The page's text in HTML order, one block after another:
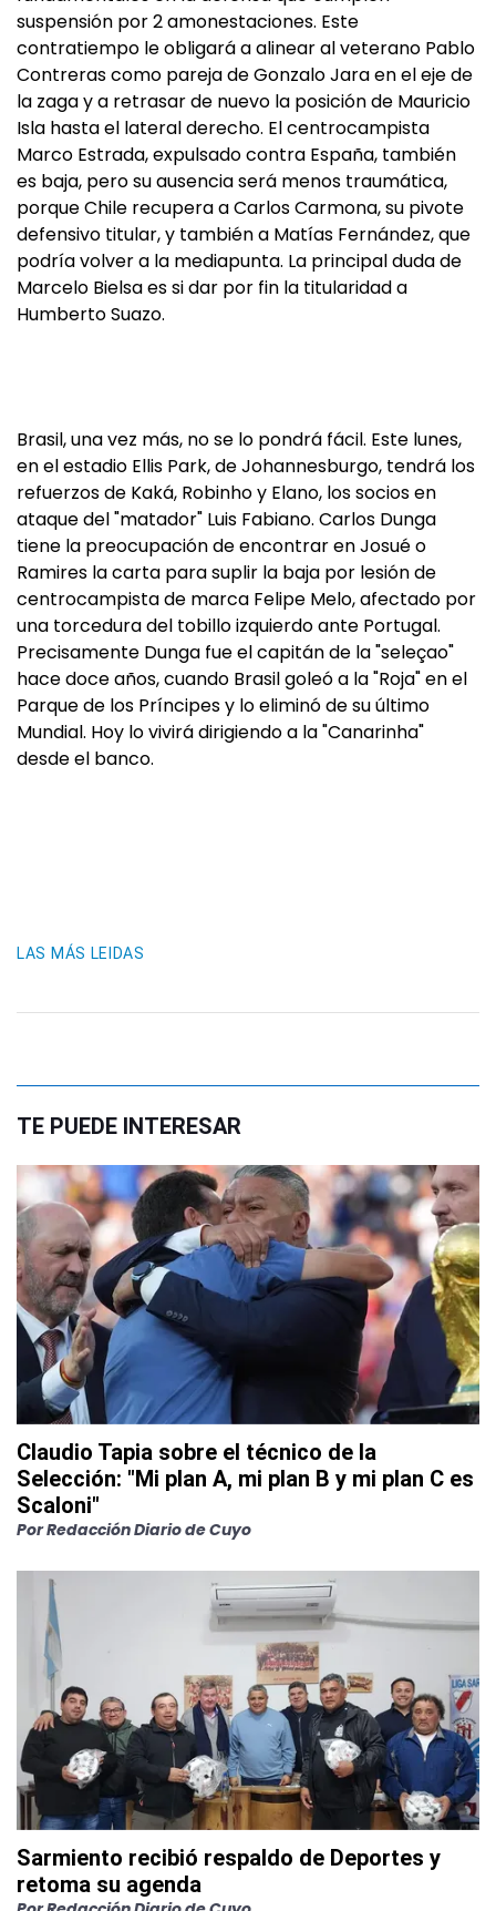
suspensión por 2 amonestaciones. Este
contratiempo le obligará a alinear al veterano Pablo
Contreras como pareja de Gonzalo Jara en el eje de
la zaga y a retrasar de nuevo la posición de Mauricio
Isla hasta el lateral derecho. El centrocampista
Marco Estrada, expulsado contra España, también
es baja, pero su ausencia será menos traumática,
porque Chile recupera a Carlos Carmona, su pivote
defensivo titular, y también a Matías Fernández, que
podría volver a la mediapunta. La principal duda de
Marcelo Bielsa es si dar por fin la titularidad a
Humberto Suazo.
Brasil, una vez más, no se lo pondrá fácil. Este lunes,
en el estadio Ellis Park, de Johannesburgo, tendrá los
refuerzos de Kaká, Robinho y Elano, los socios en
ataque del "matador" Luis Fabiano. Carlos Dunga
tiene la preocupación de encontrar en Josué o
Ramires la carta para suplir la baja por lesión de
centrocampista de marca Felipe Melo, afectado por
una torcedura del tobillo izquierdo ante Portugal.
Precisamente Dunga fue el capitán de la "seleçao"
hace doce años, cuando Brasil goleó a la "Roja" en el
Parque de los Príncipes y lo eliminó de su último
Mundial. Hoy lo vivirá dirigiendo a la "Canarinha"
desde el banco.
LAS MÁS LEIDAS
TE PUEDE INTERESAR
Claudio Tapia sobre el técnico de la
Selección: "Mi plan A, mi plan B y mi plan C es
Scaloni"
PorRedacción Diario de Cuyo
Sarmiento recibió respaldo de Deportes y
retoma su agenda